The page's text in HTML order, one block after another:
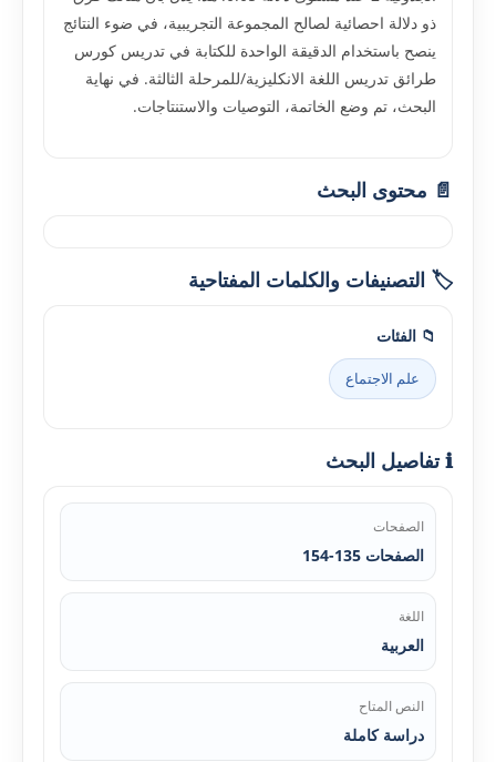
ذو دلالة احصائية لصالح المجموعة التجريبية، في ضوء النتائج
ينصح باستخدام الدقيقة الواحدة للكتابة في تدريس كورس
طرائق تدريس اللغة الانكليزية/للمرحلة الثالثة. في نهاية
البحث، تم وضع الخاتمة، التوصيات والاستنتاجات.
📄 محتوى البحث
🏷️ التصنيفات والكلمات المفتاحية
📁 الفئات
علم الاجتماع
ℹ️ تفاصيل البحث
الصفحات
الصفحات 135-154
اللغة
العربية
النص المتاح
دراسة كاملة